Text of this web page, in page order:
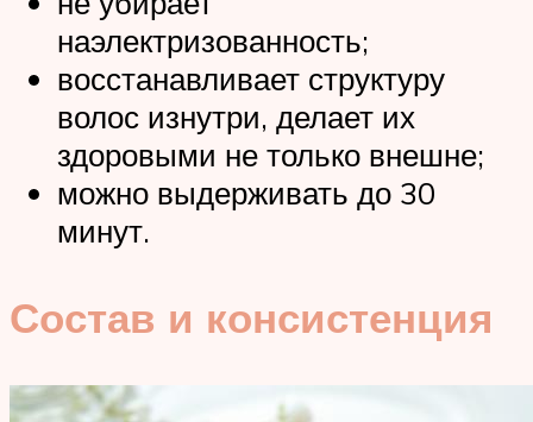
наэлектризованность;
восстанавливает структуру
волос изнутри, делает их
здоровыми не только внешне;
можно выдерживать до 30
минут.
Состав и консистенция